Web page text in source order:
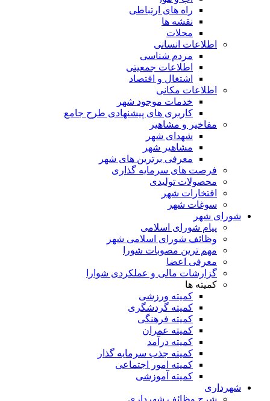
راه های ارتباطی
نقشه ها
محلات
اطلاعات انسانی
مردم شناسی
اطلاعات جمعیتی
اشتغال و اقتصاد
اطلاعات مکانی
خدمات موجود شهر
کاربری های پیشنهادی طرح جامع
مفاخیر و مشاهیر
شهدای شهر
مشاهیر شهر
معرفی برترین های شهر
فرصت های سرمایه گذاری
محصولات تولیدی
افتخارات شهر
سوغات شهر
شورای شهر
پیام شورای اسلامی
وظائف شورای اسلامی شهر
مهم ترین مصوبات شورا
معرفی اعضا
گزارشات مالی و عملکردی شوارا
کمیته ها
کمیته ورزشی
کمیته گردشگری
کمیته فرهنگی
کمیته عمران
کمیته درآمد
کمیته جذب سرمایه گذار
کمیته امور اجتماعی
کمیته آموزشی
شهرداری